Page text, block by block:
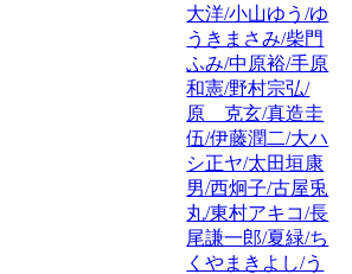
大洋/小山ゆう/ゆ
うきまさみ/柴門
ふみ/中原裕/手原
和憲/野村宗弘/
原 克玄/真造圭
伍/伊藤潤二/大ハ
シ正ヤ/太田垣康
男/西炯子/古屋兎
丸/東村アキコ/長
尾謙一郎/夏緑/ち
くやまきよし/う